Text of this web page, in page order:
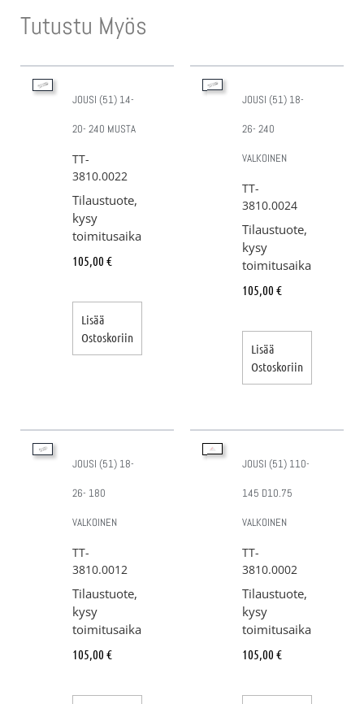
Tutustu Myös
JOUSI (51) 14-
20- 240 MUSTA
TT-
3810.0022
Tilaustuote,
kysy
toimitusaika
105,00 €
Lisää
Ostoskoriin
JOUSI (51) 18-
26- 240
VALKOINEN
TT-
3810.0024
Tilaustuote,
kysy
toimitusaika
105,00 €
Lisää
Ostoskoriin
JOUSI (51) 18-
26- 180
VALKOINEN
TT-
3810.0012
Tilaustuote,
kysy
toimitusaika
105,00 €
JOUSI (51) 110-
145 D10.75
VALKOINEN
TT-
3810.0002
Tilaustuote,
kysy
toimitusaika
105,00 €